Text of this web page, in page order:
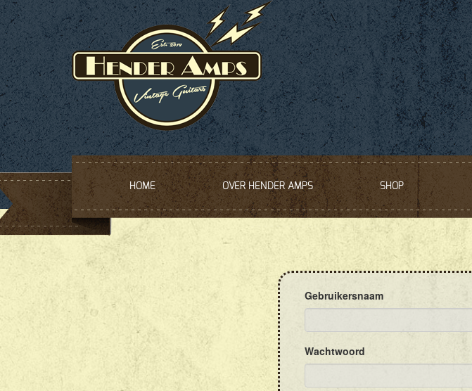
HOME OVER HENDER AMPS SHOP
Gebruikersnaam
Wachtwoord